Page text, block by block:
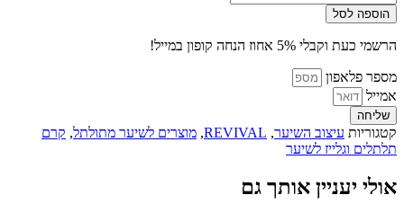
של
קרם
גלייז
מתולתל
וגלי
עם
קרם
לחות
500
–
הוספה לסל
הרשמי כעת וקבלי 5% אחוז הנחה קופון במייל!
מספר פלאפון
אמייל
שליחה
קטגוריות עיצוב השיער,
REVIVAL
, מוצרים לשיער מתולתל, קרם
תלתלים וגלייז לשיער
אולי יעניין אותך גם